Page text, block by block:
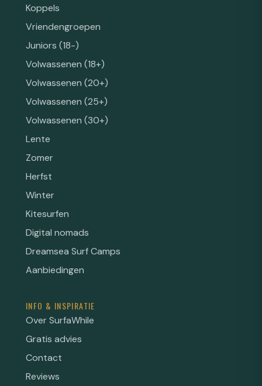
Koppels
Vriendengroepen
Juniors (18-)
Volwassenen (18+)
Volwassenen (20+)
Volwassenen (25+)
Volwassenen (30+)
Lente
Zomer
Herfst
Winter
Kitesurfen
Digital nomads
Dreamsea Surf Camps
Aanbiedingen
INFO & INSPIRATIE
Over SurfaWhile
Gratis advies
Contact
Reviews